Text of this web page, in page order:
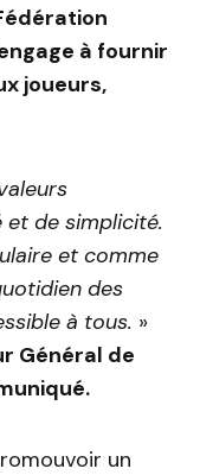
à fournir
joueurs,
de simplicité.
et comme
des
à tous. »
Général de
un